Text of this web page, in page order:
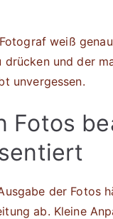
weiß
drücken und der
unvergessen.
Fotos
der Fotos
ab. Kleine